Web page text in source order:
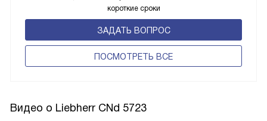
короткие сроки
ЗАДАТЬ ВОПРОС
ПОCМОТРЕТЬ ВСЕ
Видео о Liebherr CNd 5723